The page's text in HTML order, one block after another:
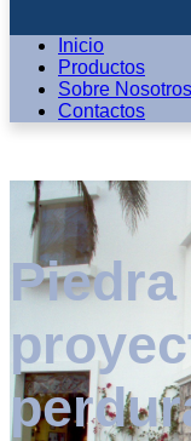
Inicio
Productos
Sobre Nosotros
Contactos